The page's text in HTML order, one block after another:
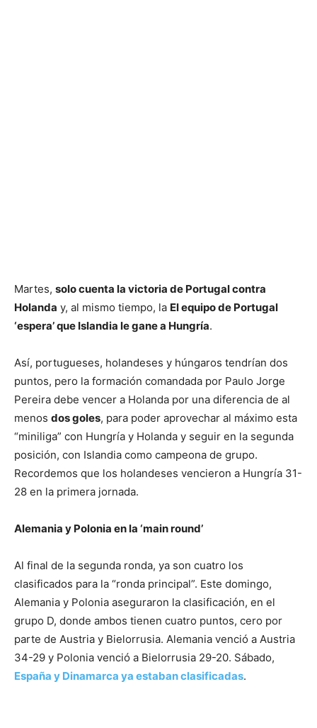
Martes, solo cuenta la victoria de Portugal contra
Holanda y, al mismo tiempo, la El equipo de Portugal
‘espera’ que Islandia le gane a Hungría.
Así, portugueses, holandeses y húngaros tendrían dos
puntos, pero la formación comandada por Paulo Jorge
Pereira debe vencer a Holanda por una diferencia de al
menos dos goles, para poder aprovechar al máximo esta
“miniliga” con Hungría y Holanda y seguir en la segunda
posición, con Islandia como campeona de grupo.
Recordemos que los holandeses vencieron a Hungría 31-
28 en la primera jornada.
Alemania y Polonia en la ‘main round’
Al final de la segunda ronda, ya son cuatro los
clasificados para la “ronda principal”. Este domingo,
Alemania y Polonia aseguraron la clasificación, en el
grupo D, donde ambos tienen cuatro puntos, cero por
parte de Austria y Bielorrusia. Alemania venció a Austria
34-29 y Polonia venció a Bielorrusia 29-20. Sábado,
España y Dinamarca ya estaban clasificadas.